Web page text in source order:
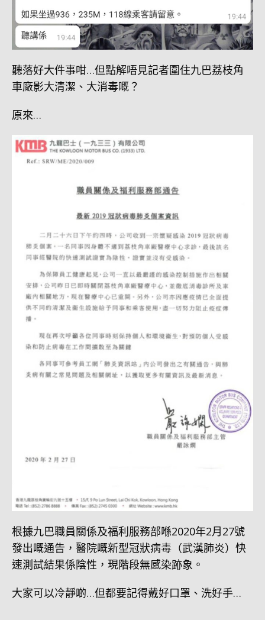
聽落好大件事咁…但點解唔見記者圍住九巴荔枝角
車廠影大清潔、大消毒嘅？
原來…
根據九巴職員關係及福利服務部喺2020年2月27號
發出嘅通告，醫院嘅新型冠狀病毒（武漢肺炎）快
速測試結果係陰性，現階段無感染跡象。
大家可以冷靜啲…但都要記得戴好口罩、洗好手…